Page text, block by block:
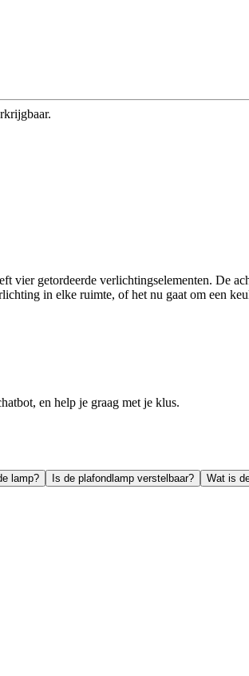
vier getordeerde verlichtingselementen. De
in elke ruimte, of het nu gaat om een
en help je graag met je klus.
lamp? Is de plafondlamp verstelbaar? Wat is